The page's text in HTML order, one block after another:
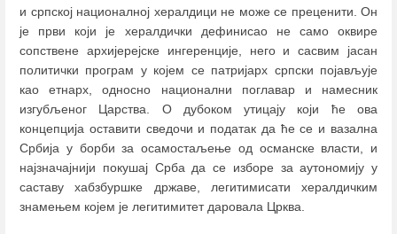
и српској националној хералдици не може се преценити. Он
је први који је хералдички дефинисао не само оквире
сопствене архијерејске ингеренције, него и сасвим јасан
политички програм у којем се патријарх српски појављује
као етнарх, односно национални поглавар и намесник
изгубљеног Царства. О дубоком утицају који ће ова
концепција оставити сведочи и податак да ће се и вазална
Србија у борби за осамостаљење од османске власти, и
најзначајнији покушај Срба да се изборе за аутономију у
саставу хабзбуршке државе, легитимисати хералдичким
знамењем којем је легитимитет даровала Црква.